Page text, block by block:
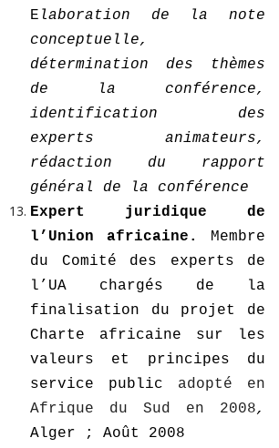
E laboration de la note
conceptuelle,
détermination des thèmes
de la conférence,
identification des
experts animateurs,
rédaction du rapport
général de la conférence
Expert juridique de
l’Union africaine. Membre
du Comité des experts de
l’UA chargés de la
finalisation du projet de
Charte africaine sur les
valeurs et principes du
service public
adopté en
Afrique du Sud
en 2008,
Alger ; Août 2008